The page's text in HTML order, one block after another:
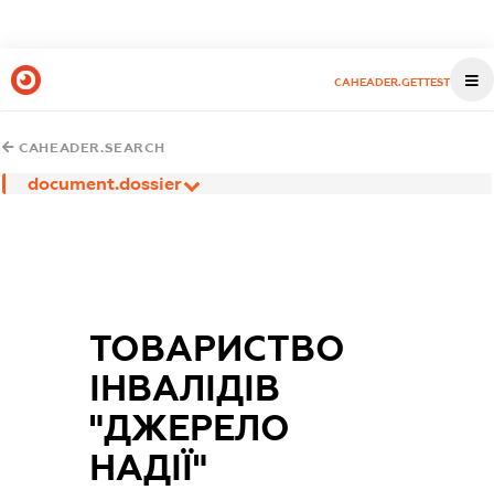
CAHEADER.GETTEST
CAHEADER.SEARCH
document.dossier
ТОВАРИСТВО
ІНВАЛІДІВ
"ДЖЕРЕЛО
НАДІЇ"